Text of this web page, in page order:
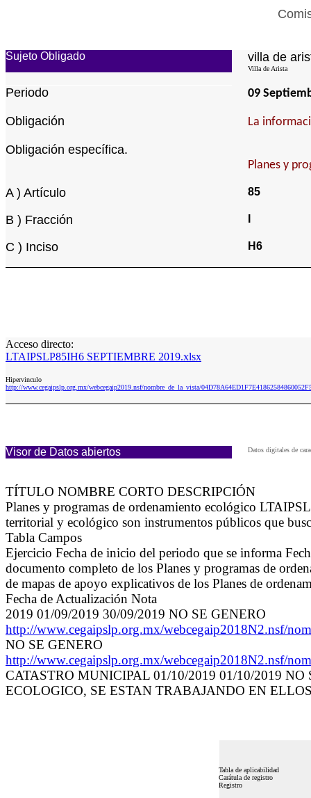
Sujeto Obligado villa de
Villa de Arista
Periodo 09
Obligación La
Obligación específica.
Planes y
A ) Artículo 85
B ) Fracción
C ) Inciso H6
Acceso directo:
LTAIPSLP85IH6 SEPTIEMBRE 2019.xlsx
Hipervinculo
http://www.cegaipslp.org.mx/webcegaip2019.nsf/nombre_de_la_vista/
Visor de Datos abiertos Datos digitales de
TÍTULO NOMBRE CORTO DESCRIPCIÓN
Planes y programas de ordenamiento ecológico
territorial y ecológico son instrumentos públicos que
Tabla Campos
Ejercicio Fecha de inicio del periodo que se informa
documento completo de los Planes y programas de
de mapas de apoyo explicativos de los Planes de
Fecha de Actualización Nota
2019 01/09/2019 30/09/2019 NO SE GENERO
http://www.cegaipslp.org.mx/webcegaip2018N2.nsf/
NO SE GENERO
http://www.cegaipslp.org.mx/webcegaip2018N2.nsf/
CATASTRO MUNICIPAL 01/10/2019 01/10/2019
ECOLOGICO, SE ESTAN TRABAJANDO EN
Tabla de aplicabilidad
Carátula de registro
Registro